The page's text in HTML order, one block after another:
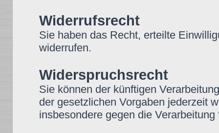
Widerrufsrecht
Sie haben das Recht, erteilte
widerrufen.
Widerspruchsrecht
Sie können der künftigen
der gesetzlichen Vorgaben jederzeit
insbesondere gegen die